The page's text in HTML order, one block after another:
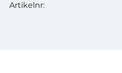
Artikelnr: